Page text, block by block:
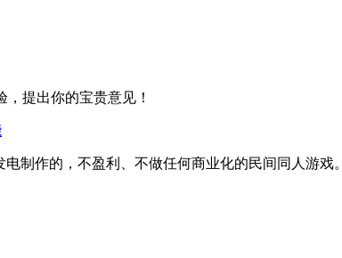
提出你的宝贵意见！
制作的，不盈利、不做任何商业化的民间同人游戏。